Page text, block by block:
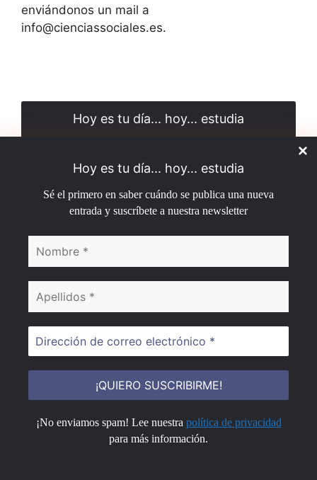
enviándonos un mail a
info@cienciassociales.es.
Hoy es tu día... hoy... estudia
Sé el primero en saber cuándo se publica una nueva
entrada y suscríbete a nuestra newsletter
¡No enviamos spam! Lee nuestra política de privacidad
para más información.
Hoy es tu día... hoy... estudia
entrada y suscríbete a nuestra newsletter
¡No enviamos spam! Lee nuestrapolítica de privacidad
para más información.